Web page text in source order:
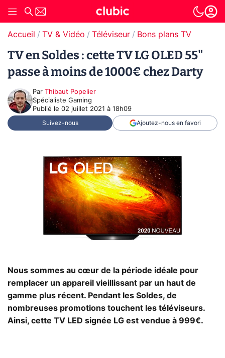
Accueil TV & Vidéo Téléviseur Bons plans TV
TV en Soldes : cette TV LG OLED 55"
passe à moins de 1000€ chez Darty
Par Thibaut Popelier
Spécialiste Gaming
Publié le 02 juillet 2021 à 18h09
Suivez-nous Ajoutez-nous en favori
Nous sommes au cœur de la période idéale pour
remplacer un appareil vieillissant par un haut de
gamme plus récent. Pendant les Soldes, de
nombreuses promotions touchent les téléviseurs.
Ainsi, cette TV LED signée LG est vendue à 999€.